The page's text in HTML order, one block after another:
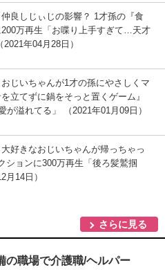
仲良しじぃじの影響？ 1才孫の『食
万再生「お喋り上手すぎて…天才
年04月28日）
おじいちゃんが1才の孫にやさしくマ
立てずに鍋をそっと置くゲーム』
が溢れてる」 （2021年01月09日）
大好きなおじいちゃんが帰っちゃっ
ションに300万再生「後ろ髪鷲掴
月14日）
さらに見る
の職場で介護職/ヘルパー